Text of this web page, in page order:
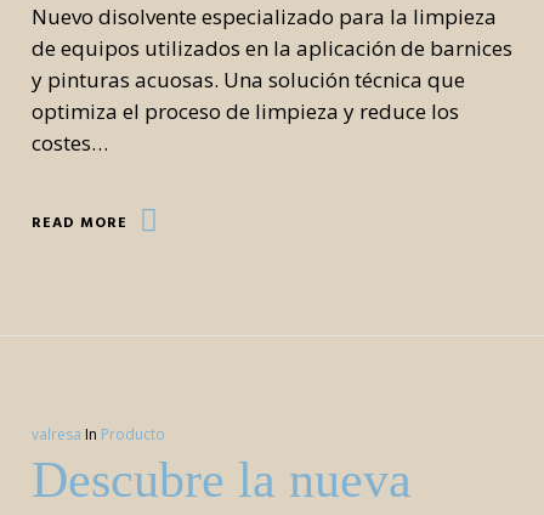
Nuevo disolvente especializado para la limpieza
de equipos utilizados en la aplicación de barnices
y pinturas acuosas. Una solución técnica que
optimiza el proceso de limpieza y reduce los
costes…
READ MORE
valresa In Producto
Descubre la nueva